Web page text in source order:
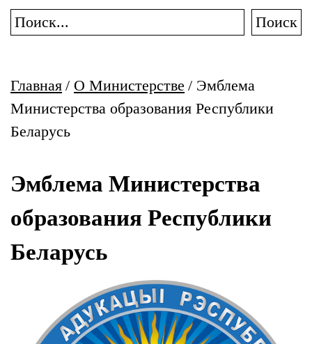
Поиск
Главная / О Министерстве / Эмблема
Министерства образования Республики
Беларусь
Эмблема Министерства
образования Республики
Беларусь